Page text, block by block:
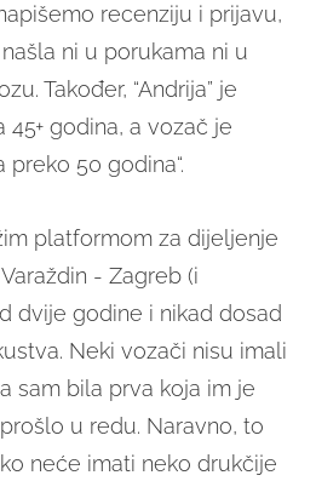
recenziju i prijavu,
ni u porukama ni u
Također, “Andrija” je
godina, a vozač je
50 godina“.
platformom za dijeljenje
- Zagreb (i
dvije godine i nikad dosad
Neki vozači nisu imali
sam bila prva koja im je
u redu. Naravno, to
neće imati neko drukčije